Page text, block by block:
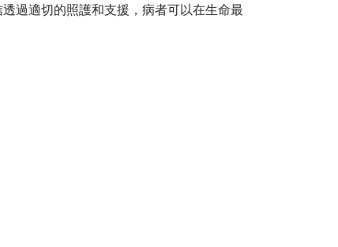
過適切的照護和支援，病者可以在生命最